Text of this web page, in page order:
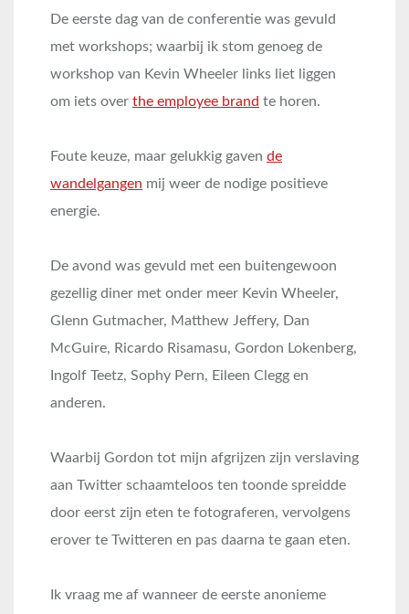
De eerste dag van de conferentie was gevuld
met workshops; waarbij ik stom genoeg de
workshop van Kevin Wheeler links liet liggen
om iets over the employee brand te horen.
Foute keuze, maar gelukkig gaven de
wandelgangen mij weer de nodige positieve
energie.
De avond was gevuld met een buitengewoon
gezellig diner met onder meer Kevin Wheeler,
Glenn Gutmacher, Matthew Jeffery, Dan
McGuire, Ricardo Risamasu, Gordon Lokenberg,
Ingolf Teetz, Sophy Pern, Eileen Clegg en
anderen.
Waarbij Gordon tot mijn afgrijzen zijn verslaving
aan Twitter schaamteloos ten toonde spreidde
door eerst zijn eten te fotograferen, vervolgens
erover te Twitteren en pas daarna te gaan eten.
Ik vraag me af wanneer de eerste anonieme